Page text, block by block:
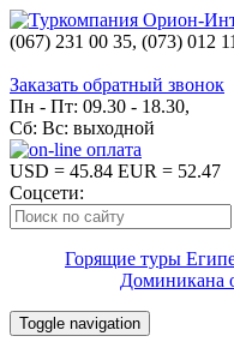
(067) 231 00 35, (073) 012
Заказать обратный звонок
Пн - Пт: 09.30 - 18.30,
Сб: Вс: выходной
USD = 45.84 EUR = 52.47
Соцсети:
Горящие туры
Доминикана
Toggle navigation